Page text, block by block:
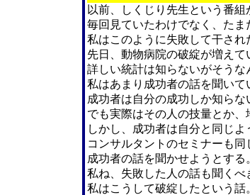
以前、しくじり先生という番組
毎回見ていたわけでなく、たま
私はこのように失敗して干され
先日、動物病院の破綻が増えて
詳しい統計は知らないがそうな
私はあまり成功者の話を聞いて
成功者は自分の成功しか知らな
でも実際はその人の技量とか、
しかし、成功者は自分と同じよ
コンサルタントのセミナーも同
成功者の話を聞かせようとする
私ね、失敗した人の話も聞くべ
私はこうして破綻したという話